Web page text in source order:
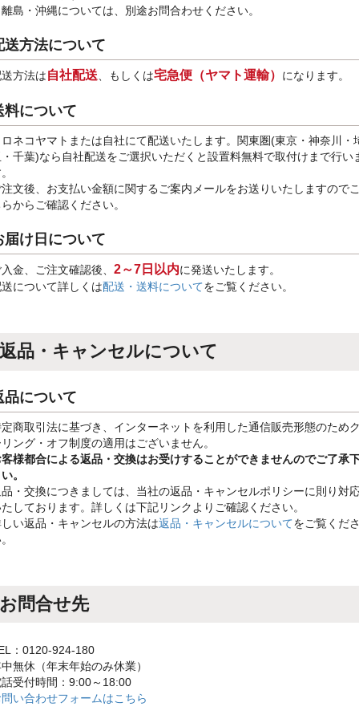
島・沖縄については、別途お問合わせください。
送方法について
方法は自社配送、もしくは宅急便（ヤマト運輸） になります。
料について
ネコヤマトまたは自社にて配送いたします。関東圏(東京・神奈川・
千葉)なら自社配送をご選択いただくと設置料無料で取付けまで行い
文後、お支払い金額に関するご案内メールをお送りいたしますので
からご確認ください。
届け日について
金、ご注文確認後、 2～7日以内に発送いたします。
について詳しくは配送・送料についてをご覧ください。
返品・キャンセルについて
品について
商取引法に基づき、インターネットを利用した通信販売形態のため
ング・オフ制度の適用はございません。
様都合による返品・交換はお受けすることができませんのでご了承
。
・交換につきましては、当社の返品・キャンセルポリシーに則り対
しております。詳しくは下記リンクよりご確認ください。
い返品・キャンセルの方法は返品・キャンセルについてをご覧くだ
お問合せ先
：0120-924-180
無休（年末年始のみ休業）
受付時間：9:00～18:00
い合わせフォームはこちら